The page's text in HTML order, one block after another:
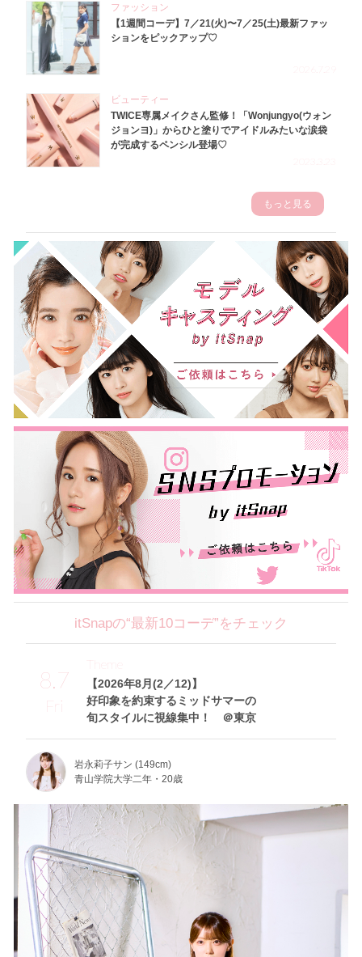
ファッション
【1週間コーデ】7／21(火)〜7／25(土)最新ファッ
ションをピックアップ♡
ビューティー
TWICE専属メイクさん監修！「Wonjungyo(ウォン
ジョンヨ)」からひと塗りでアイドルみたいな涙袋
が完成するペンシル登場♡
もっと見る
itSnapの“最新10コーデ”をチェック
8.7
Fri
【2026年8月(2／12)】
好印象を約束するミッドサマーの
旬スタイルに視線集中！ ＠東京
Theme
岩永莉子サン (149cm)
青山学院大学二年・20歳